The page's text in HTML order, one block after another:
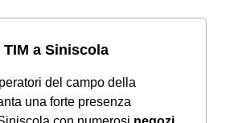
a Siniscola
del campo della
una forte presenza